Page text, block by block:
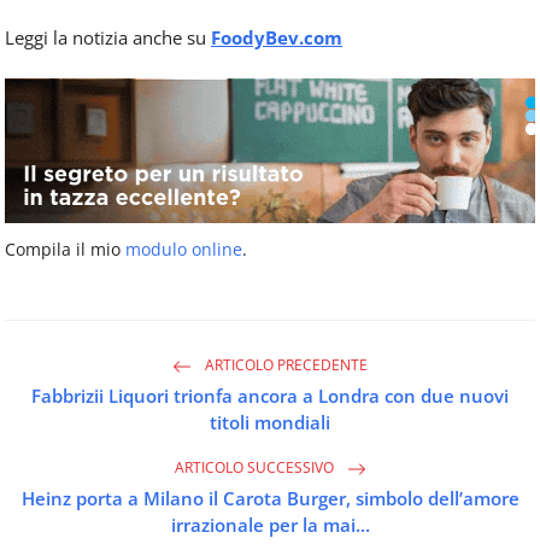
Leggi la notizia anche su FoodyBev.com
Compila il mio modulo online.
ARTICOLO PRECEDENTE
Fabbrizii Liquori trionfa ancora a Londra con due nuovi
titoli mondiali
ARTICOLO SUCCESSIVO
Heinz porta a Milano il Carota Burger, simbolo dell’amore
irrazionale per la mai...